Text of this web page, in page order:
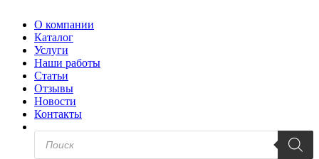
О компании
Каталог
Услуги
Наши работы
Статьи
Отзывы
Новости
Контакты
Поиск
товаров